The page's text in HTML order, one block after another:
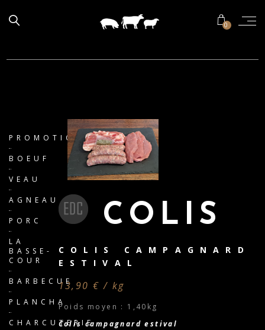
0
COLIS
COLIS CAMPAGNARD
ESTIVAL
13,90 € / kg
Poids moyen : 1,40kg
Colis campagnard estival
PROMOTIONS
BOEUF
VEAU
AGNEAU
PORC
LA
BASSE-
COUR
BARBECUE
PLANCHA
CHARCUTERIE